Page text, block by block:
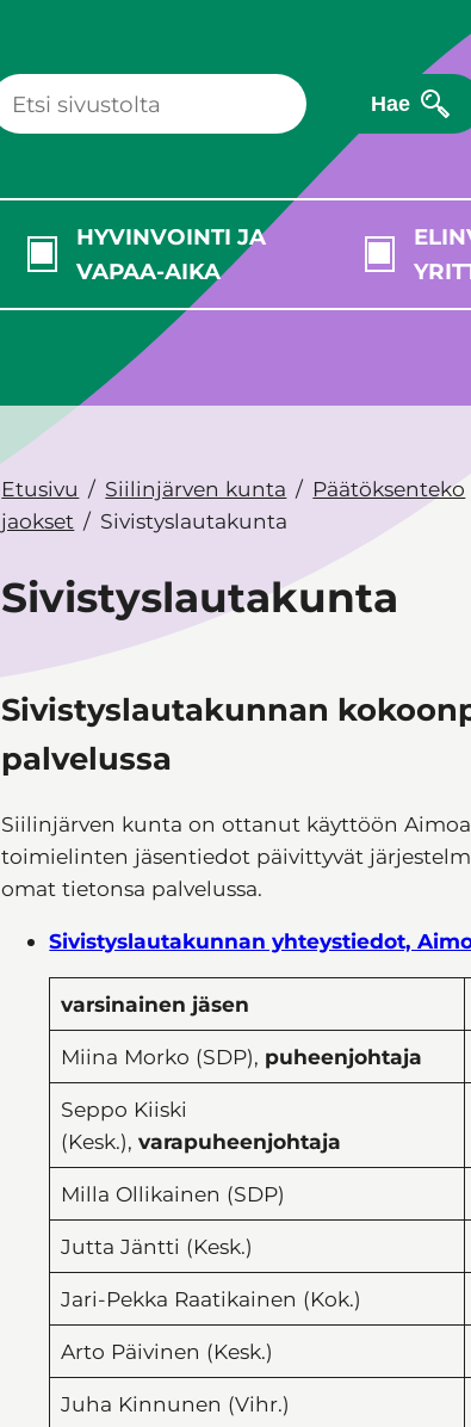
Hae
HYVINVOINTI JA
VAPAA-AIKA
Etusivu Siilinjärven kunta Päätöksenteko
jaokset
Sivistyslautakunta
Sivistyslautakunta
Sivistyslautakunnan
palvelussa
Siilinjärven kunta on ottanut käyttöön
toimielinten jäsentiedot päivittyvät
omat tietonsa palvelussa.
Sivistyslautakunnan yhteystiedot,
varsinainen jäsen
Miina Morko (SDP), puheenjohtaja
Seppo Kiiski
(Kesk.), varapuheenjohtaja
Milla Ollikainen (SDP)
Jutta Jäntti (Kesk.)
Jari-Pekka Raatikainen (Kok.)
Arto Päivinen (Kesk.)
Juha Kinnunen (Vihr.)